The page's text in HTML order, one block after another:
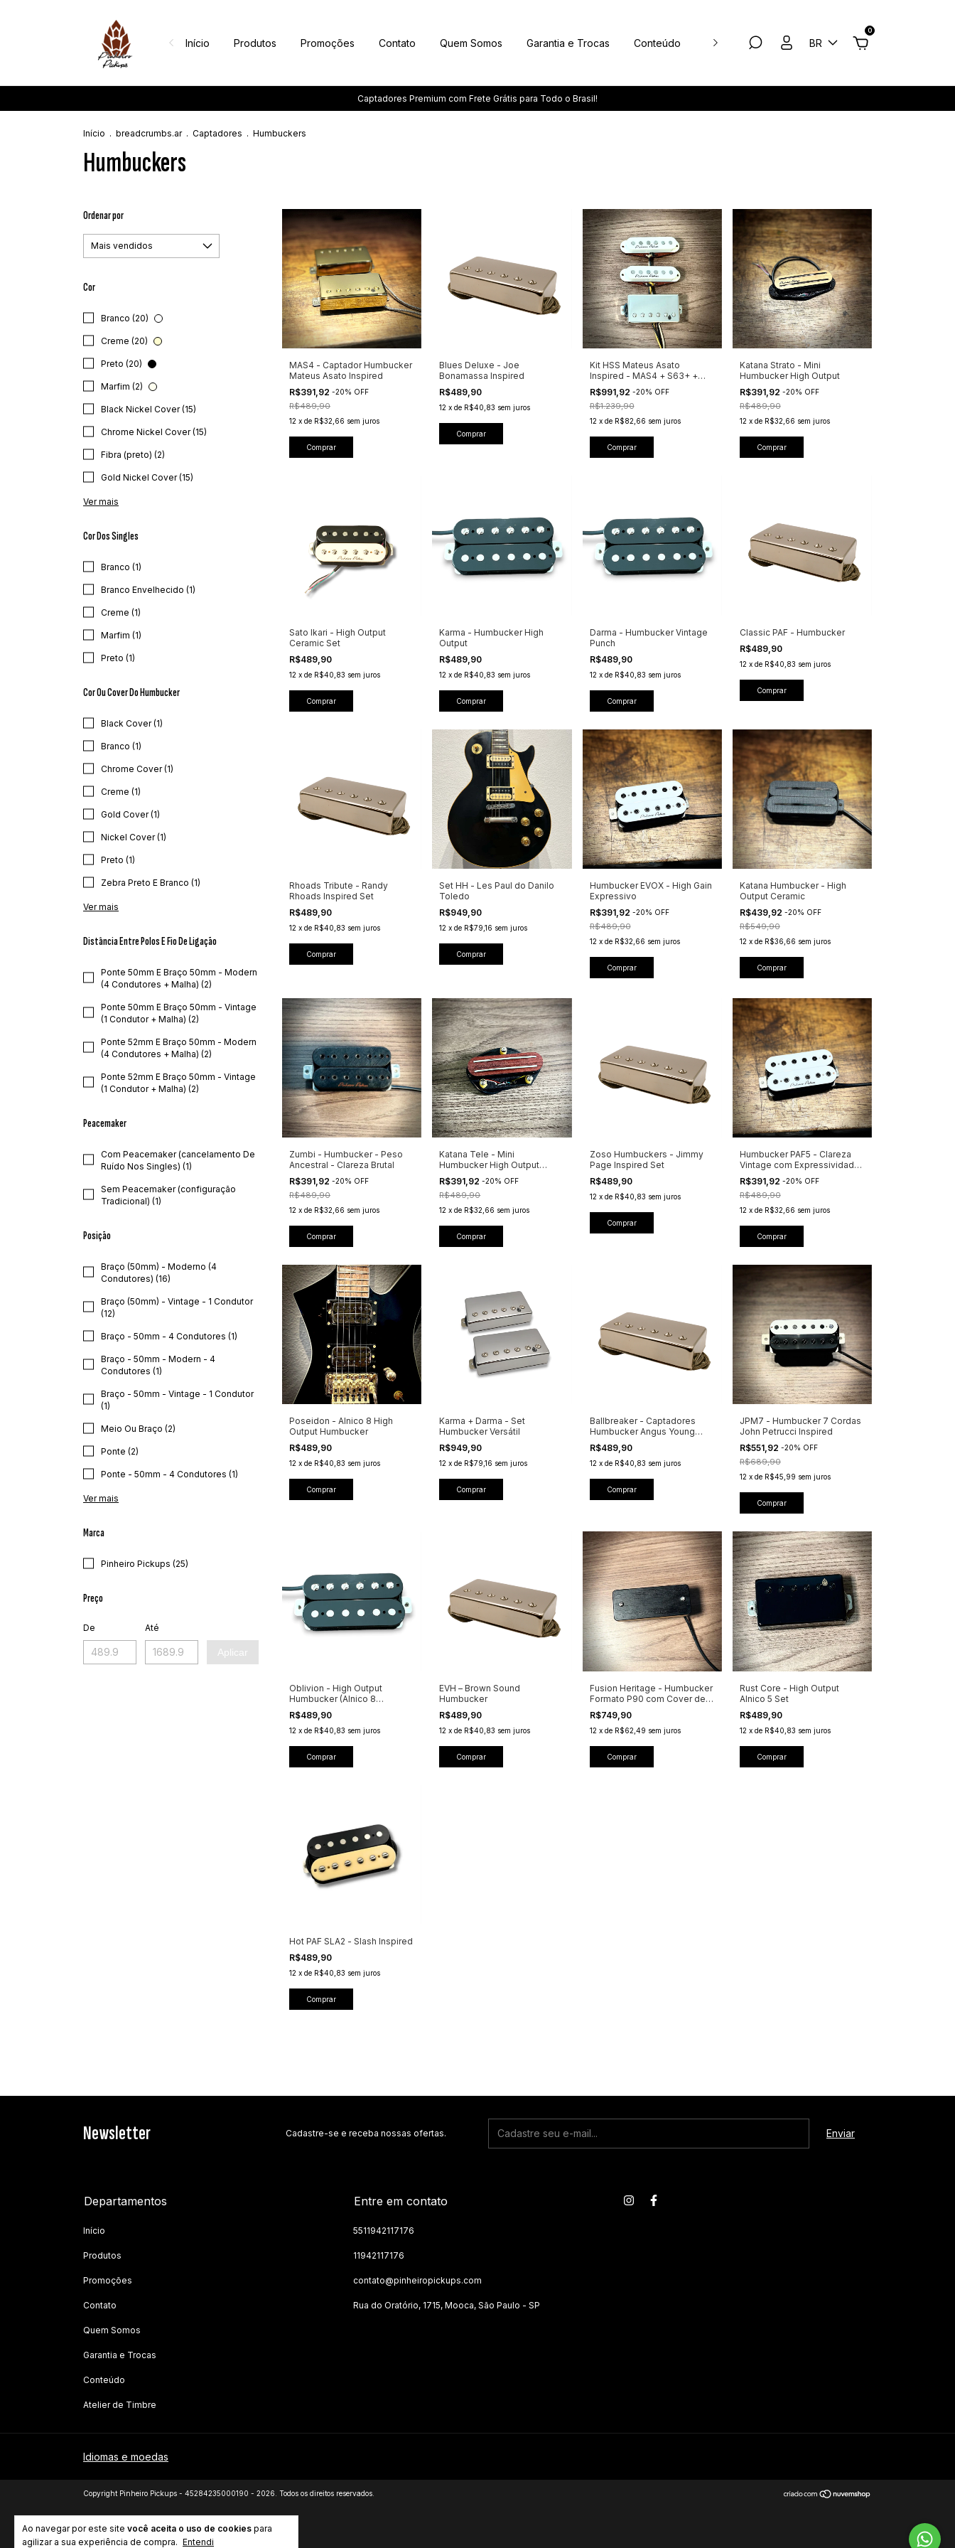
Início Produtos Promoções Contato Quem Somos Garantia e Trocas Conteúdo Atelier de Timbre BR
0
Captadores Premium com Frete Grátis para Todo o Brasil!
Ao navegar por este site você aceita o uso de cookies para
agilizar a sua experiência de compra. Entendi
Início . breadcrumbs.ar . Captadores . Humbuckers
Humbuckers
Ordenar por
Cor
Branco (20)
Creme (20)
Preto (20)
Marfim (2)
Black Nickel Cover (15)
Chrome Nickel Cover (15)
Fibra (preto) (2)
Gold Nickel Cover (15)
Ver mais
Cor Dos Singles
Branco (1)
Branco Envelhecido (1)
Creme (1)
Marfim (1)
Preto (1)
Cor Ou Cover Do Humbucker
Black Cover (1)
Branco (1)
Chrome Cover (1)
Creme (1)
Gold Cover (1)
Nickel Cover (1)
Preto (1)
Zebra Preto E Branco (1)
Ver mais
Distância Entre Polos E Fio De Ligação
Ponte 50mm E Braço 50mm - Modern
(4 Condutores + Malha) (2)
Ponte 50mm E Braço 50mm - Vintage
(1 Condutor + Malha) (2)
Ponte 52mm E Braço 50mm - Modern
(4 Condutores + Malha) (2)
Ponte 52mm E Braço 50mm - Vintage
(1 Condutor + Malha) (2)
Peacemaker
Com Peacemaker (cancelamento De
Ruído Nos Singles) (1)
Sem Peacemaker (configuração
Tradicional) (1)
Posição
Braço (50mm) - Moderno (4
Condutores) (16)
Braço (50mm) - Vintage - 1 Condutor
(12)
Braço - 50mm - 4 Condutores (1)
Braço - 50mm - Modern - 4
Condutores (1)
Braço - 50mm - Vintage - 1 Condutor
(1)
Meio Ou Braço (2)
Ponte (2)
Ponte - 50mm - 4 Condutores (1)
Ver mais
Marca
Pinheiro Pickups (25)
Preço
De Até
Aplicar
MAS4 - Captador Humbucker
Mateus Asato Inspired
R$391,92 -20% OFF
R$489,90
12 x de R$32,66 sem juros
Comprar
Blues Deluxe - Joe
Bonamassa Inspired
R$489,90
12 xde R$40,83 sem juros
Comprar
Kit HSS Mateus Asato
Inspired - MAS4 + S63+ +
Peacemaker
R$991,92 -20% OFF
R$1.239,90
12 x de R$82,66 sem juros
Comprar
Katana Strato - Mini
Humbucker High Output
R$391,92 -20% OFF
R$489,90
12 x de R$32,66 sem juros
Comprar
Sato Ikari - High Output
Ceramic Set
R$489,90
12 x de R$40,83 sem juros
Comprar
Karma - Humbucker High
Output
R$489,90
12 xde R$40,83 sem juros
Comprar
Darma - Humbucker Vintage
Punch
R$489,90
12 x de R$40,83 sem juros
Comprar
Classic PAF - Humbucker
R$489,90
12 x de R$40,83 sem juros
Comprar
Rhoads Tribute - Randy
Rhoads Inspired Set
R$489,90
12 x de R$40,83 sem juros
Comprar
Set HH - Les Paul do Danilo
Toledo
R$949,90
12 xde R$79,16 sem juros
Comprar
Humbucker EVOX - High Gain
Expressivo
R$391,92 -20% OFF
R$489,90
12 x de R$32,66 sem juros
Comprar
Katana Humbucker - High
Output Ceramic
R$439,92 -20% OFF
R$549,90
12 x de R$36,66 sem juros
Zumbi - Humbucker - Peso
Ancestral - Clareza Brutal
R$391,92 -20% OFF
R$489,90
12 x de R$32,66 sem juros
Comprar
Katana Tele - Mini
Humbucker High Output
Ceramic 8
R$391,92-20% OFF
R$489,90
12 xde R$32,66 sem juros
Comprar
Zoso Humbuckers - Jimmy
Page Inspired Set
R$489,90
12 x de R$40,83 sem juros
Comprar
Humbucker PAF5 - Clareza
Vintage com Expressividade
Moderna
R$391,92 -20% OFF
R$489,90
12 x de R$32,66 sem juros
Comprar
Poseidon - Alnico 8 High
Output Humbucker
R$489,90
12 x de R$40,83 sem juros
Comprar
Karma + Darma - Set
Humbucker Versátil
R$949,90
12 xde R$79,16 sem juros
Comprar
Ballbreaker - Captadores
Humbucker Angus Young
Inspired
R$489,90
12 x de R$40,83 sem juros
Comprar
JPM7 - Humbucker 7 Cordas
John Petrucci Inspired
R$551,92 -20% OFF
R$689,90
12 x de R$45,99 sem juros
Comprar
Oblivion - High Output
Humbucker (Alnico 8
Especial)
R$489,90
12 x de R$40,83 sem juros
Comprar
EVH – Brown Sound
Humbucker
R$489,90
12 xde R$40,83 sem juros
Comprar
Fusion Heritage - Humbucker
Formato P90 com Cover de
Madeira
R$749,90
12 x de R$62,49 sem juros
Comprar
Rust Core - High Output
Alnico 5 Set
R$489,90
12 x de R$40,83 sem juros
Comprar
Hot PAF SLA2 - Slash Inspired
R$489,90
12 x de R$40,83 sem juros
Comprar
Newsletter Cadastre-se e receba nossas ofertas.
Departamentos
Início
Produtos
Promoções
Contato
Quem Somos
Garantia e Trocas
Conteúdo
Atelier de Timbre
Entre em contato
5511942117176
11942117176
contato@pinheiropickups.com
Rua do Oratório, 1715, Mooca, São Paulo - SP
Idiomas e moedas
Copyright Pinheiro Pickups - 45284235000190 - 2026. Todos os direitos reservados.